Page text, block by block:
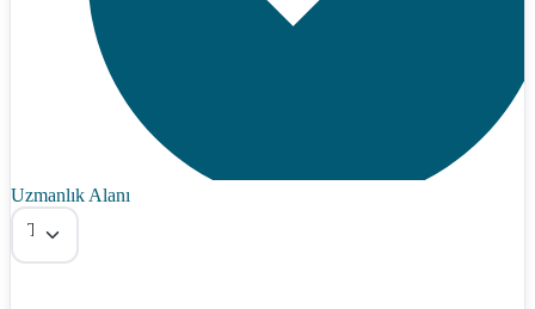
Uzmanlık Alanı
Tümü